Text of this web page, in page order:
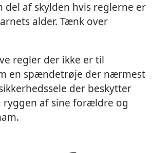
af skylden hvis reglerne er
alder. Tænk over
regler der ikke er til
en spændetrøje der nærmest
der beskytter
ryggen af sine forældre og